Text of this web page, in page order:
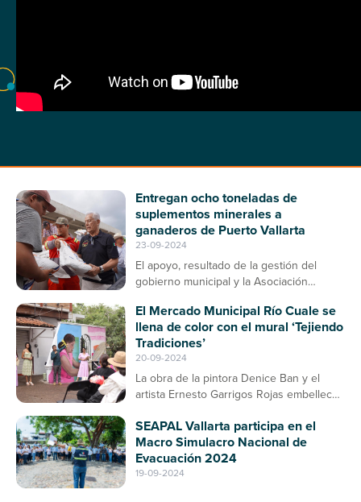
Entregan ocho toneladas de
suplementos minerales a
ganaderos de Puerto Vallarta
23-09-2024
El apoyo, resultado de la gestión del
gobierno municipal y la Asociación
enfermedades en el ganado bovino
El Mercado Municipal Río Cuale se
llena de color con el mural ‘Tejiendo
Tradiciones’
20-09-2024
La obra de la pintora Denice Ban y el
artista Ernesto Garrigos Rojas embellece
como un espacio de arte y cultura en
Puerto Vallarta
SEAPAL Vallarta participa en el
Macro Simulacro Nacional de
Evacuación 2024
19-09-2024